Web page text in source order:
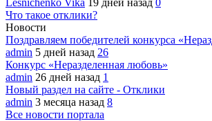
Lesnichenko Vika 19 дней назад 0
Что такое отклики?
Новости
Поздравляем победителей конкурса
admin 5 дней назад 26
Конкурс «Неразделенная любовь»
admin 26 дней назад 1
Новый раздел на сайте - Отклики
admin 3 месяца назад 8
Все новости портала